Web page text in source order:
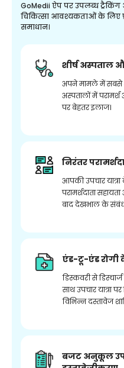
GoMedii ऐप पर उपलब्ध
चिकित्सा आवश्यकताओं के लिए
समाधान।
शीर्ष अस्पताल
अपने मामले में सबसे
अस्पतालों में परामर्श
पर बेहतर इलाज।
निरंतर
आपकी उपचार
परामर्शदाता
बाद देखभाल के संबंध
एंड-टू-एंड रोगी
डिस्कवरी से
साथ उपचार यात्रा
विभिन्न दस्तावेज
बजट अनुकूल